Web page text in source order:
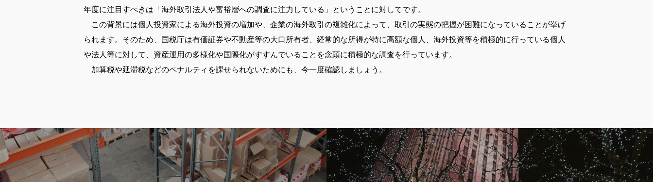
年度に注目すべきは「海外取引法人や富裕層への調査に注力している」ということに対してです。
この背景には個人投資家による海外投資の増加や、企業の海外取引の複雑化によって、取引の実態の把握が困難になっていることが挙げ
られます。そのため、国税庁は有価証券や不動産等の大口所有者、経常的な所得が特に高額な個人、海外投資等を積極的に行っている個人
や法人等に対して、資産運用の多様化や国際化がすすんでいることを念頭に積極的な調査を行っています。
加算税や延滞税などのペナルティを課せられないためにも、今一度確認しましょう。